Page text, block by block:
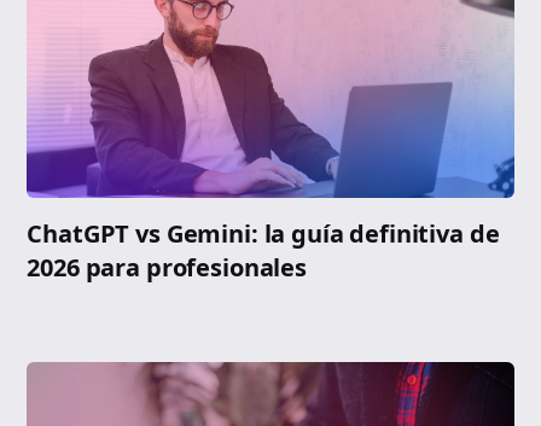
ChatGPT vs Gemini: la guía definitiva de
2026 para profesionales